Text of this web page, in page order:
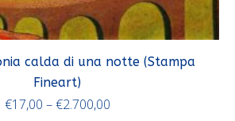
calda di una notte (Stampa
Fineart)
€17,00 –€2.700,00